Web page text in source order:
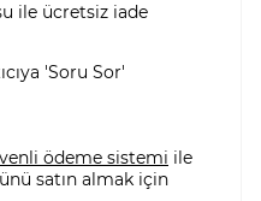
ile ücretsiz iade
'Soru Sor'
ödeme sistemi ile
satın almak için